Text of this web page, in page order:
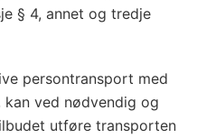
§ 4, annet og tredje
persontransport med
kan ved nødvendig og
utføre transporten